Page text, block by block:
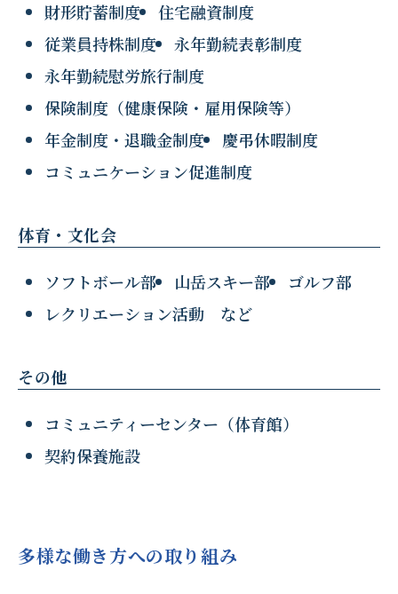
財形貯蓄制度
住宅融資制度
従業員持株制度
永年勤続表彰制度
永年勤続慰労旅行制度
保険制度（健康保険・雇用保険等）
年金制度・退職金制度
慶弔休暇制度
コミュニケーション促進制度
体育・文化会
ソフトボール部 山岳スキー部
ゴルフ部
レクリエーション活動 など
その他
コミュニティーセンター（体育館）
契約保養施設
多様な働き方への取り組み